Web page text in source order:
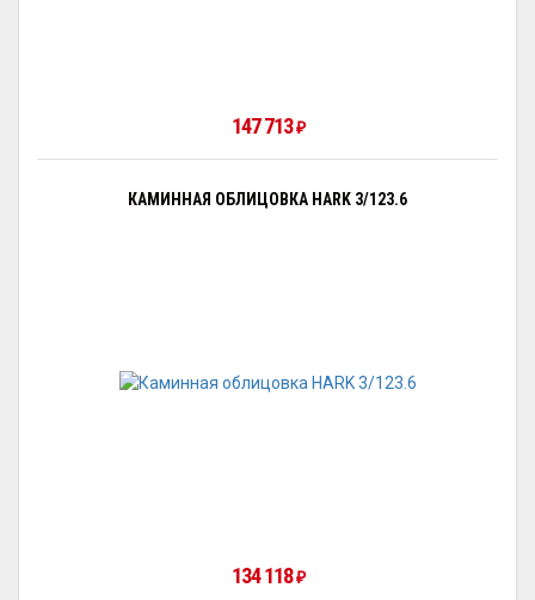
147 713₽
КАМИННАЯ ОБЛИЦОВКА HARK 3/123.6
134 118₽